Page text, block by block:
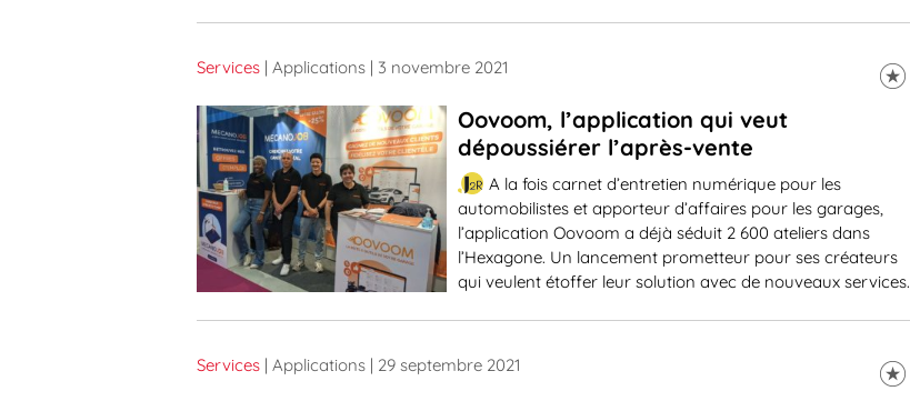
Services | Applications | 3 novembre 2021
Oovoom, l’application qui veut
dépoussiérer l’après-vente
A la fois carnet d’entretien numérique pour les
automobilistes et apporteur d’affaires pour les garages,
l’application Oovoom a déjà séduit 2 600 ateliers dans
l’Hexagone. Un lancement prometteur pour ses créateurs
qui veulent étoffer leur solution avec de nouveaux services.
Services | Applications | 29 septembre 2021